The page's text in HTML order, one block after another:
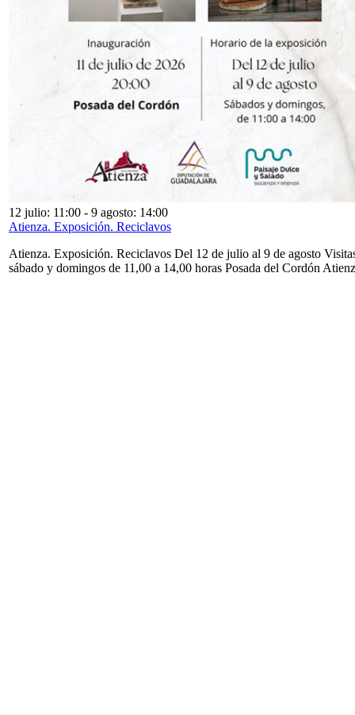
12 julio: 11:00 - 9 agosto: 14:00
Atienza. Exposición. Reciclavos
Atienza. Exposición. Reciclavos Del 12 de julio al 9 de agosto
sábado y domingos de 11,00 a 14,00 horas Posada del Cordón